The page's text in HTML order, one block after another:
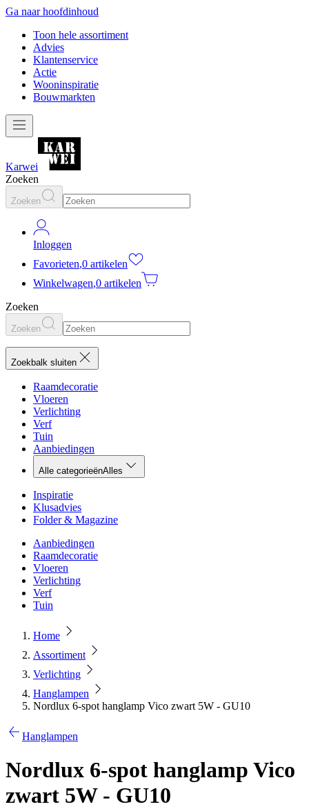
Ga naar hoofdinhoud
Toon hele assortiment
Advies
Klantenservice
Actie
Wooninspiratie
Bouwmarkten
Karwei
Zoeken
Zoeken
Inloggen
Favorieten,0 artikelen
Winkelwagen,0 artikelen
Zoeken
Zoeken
Zoekbalk sluiten
Raamdecoratie
Vloeren
Verlichting
Verf
Tuin
Aanbiedingen
Alle categorieënAlles
Inspiratie
Klusadvies
Folder & Magazine
Aanbiedingen
Raamdecoratie
Vloeren
Verlichting
Verf
Tuin
Home
Assortiment
Verlichting
Hanglampen
Nordlux 6-spot hanglamp Vico zwart 5W - GU10
Hanglampen
Nordlux 6-spot hanglamp Vico
zwart 5W - GU10